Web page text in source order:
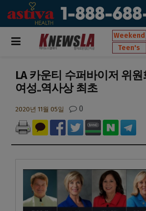
Weekend
Teen's
LA 카운티 수퍼바이저 위
여성..역사상 최초
2020년 11월 05일 0